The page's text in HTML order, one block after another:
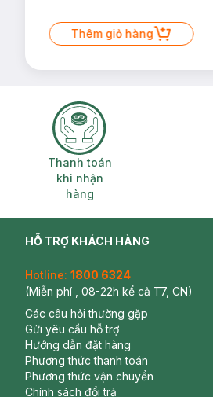
Thêm giỏ hàng
Thanh toán khi nhận
Thanh toán
khi nhận
hàng
HỖ TRỢ KHÁCH HÀNG
Hotline: 1800 6324
(Miễn phí , 08-22h kể cả T7, CN)
Các câu hỏi thường gặp
Gửi yêu cầu hỗ trợ
Hướng dẫn đặt hàng
Phương thức thanh toán
Phương thức vận chuyển
Chính sách đổi trả